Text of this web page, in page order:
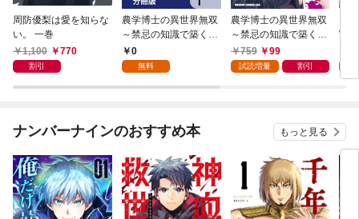
周防優梨は愛を知らな
い。 一巻
1,100
770
割引
農学博士の異世界無双
～禁忌の知識で築くモ
ンスター娘ハーレム～
【分冊版】 1
0
無料
農学博士の異世界無双
～禁忌の知識で築くモ
ンスター娘ハーレム
～ 1
759 99
試読増量 割引
ナンバーナインのおすすめ本 もっと見る